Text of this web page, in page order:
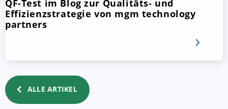
QF-Test im Blog zur Qualitäts- und
Effizienzstrategie von mgm technology
partners
ALLE ARTIKEL